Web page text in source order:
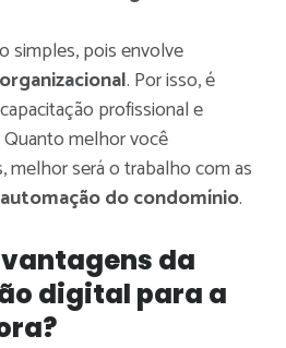
simples, pois envolve
. Por isso, é
profissional e
melhor você
melhor será o trabalho com as
do condomínio.
da
digital para a